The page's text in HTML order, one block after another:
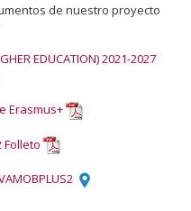
de nuestro proyecto
EDUCATION) 2021-2027
Erasmus+
Folleto